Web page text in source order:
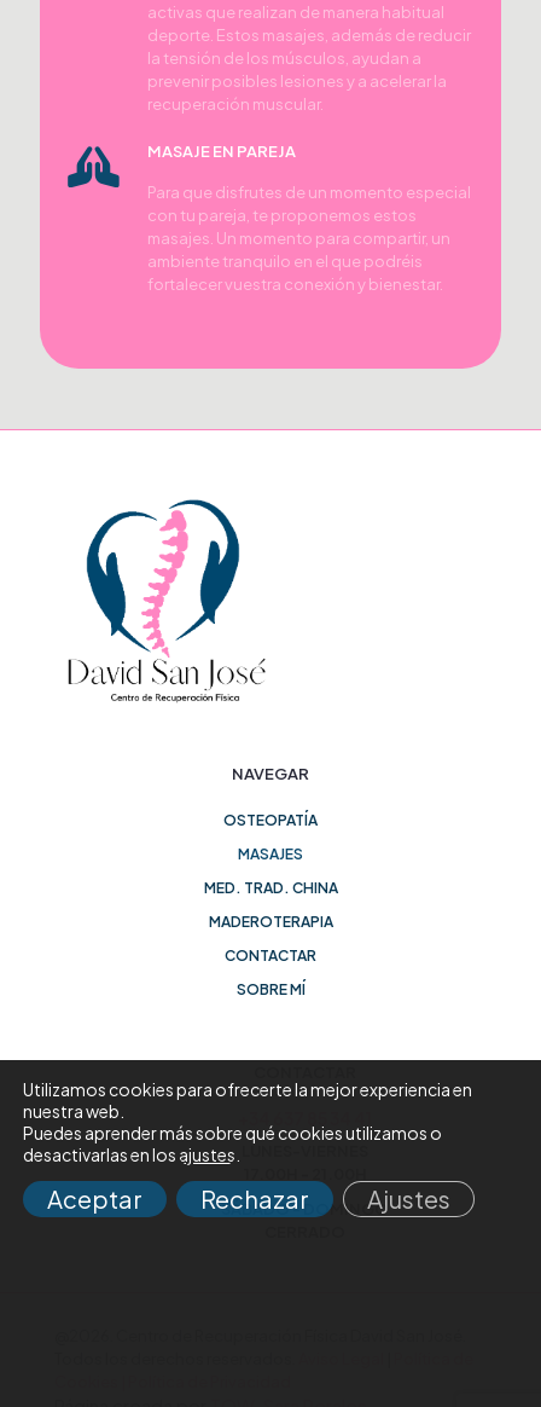
activas que realizan de manera habitual
deporte. Estos masajes, además de reducir
la tensión de los músculos, ayudan a
prevenir posibles lesiones y a acelerar la
recuperación muscular.
MASAJE EN PAREJA
Para que disfrutes de un momento especial
con tu pareja, te proponemos estos
masajes. Un momento para compartir, un
ambiente tranquilo en el que podréis
fortalecer vuestra conexión y bienestar.
NAVEGAR
OSTEOPATÍA
MASAJES
MED. TRAD. CHINA
MADEROTERAPIA
CONTACTAR
SOBRE MÍ
LUNES-VIERNES
SÁBADO - DOMINGO
Utilizamos cookies para ofrecerte la mejor experiencia en
nuestra web.
Puedes aprender más sobre qué cookies utilizamos o
desactivarlas en los ajustes
Aceptar Rechazar Ajustes